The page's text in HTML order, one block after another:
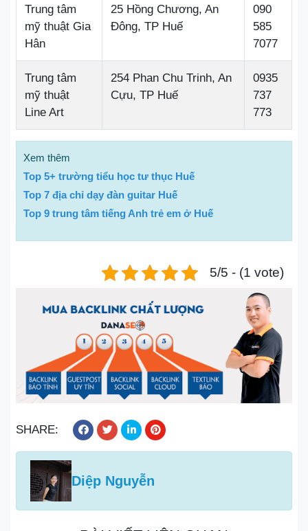
Trung tâm
mỹ thuật Gia
Hân
25 Hồng Chương, An
Đông, TP Huế
090
585
7077
Trung tâm
mỹ thuật
Line Art
254 Phan Chu Trinh, An
Cựu, TP Huế
0935
737
773
Xem thêm
Top 5+ trường tiểu học tư thục Huế
Top 7 địa chỉ dạy đàn guitar Huế
Top 9 trung tâm tiếng Anh trẻ em ở Huế
5/5 - (1 vote)
SHARE:
Diệp Nguyễn